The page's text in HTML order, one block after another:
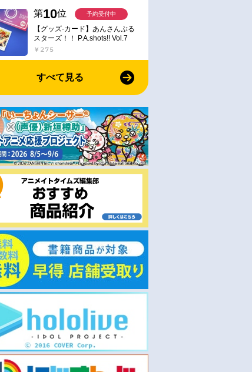
産】
第10位
【グッズ-カード】あんさんぶる
スターズ！！ P.A.shots!! Vol.7
Action
￥275
予約受付中
すべて見る